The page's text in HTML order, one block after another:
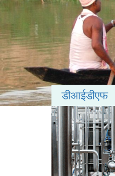
डीआईडीएफ